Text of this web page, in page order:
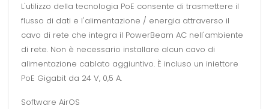
L'utilizzo della tecnologia PoE consente di trasmettere il
flusso di dati e l'alimentazione / energia attraverso il
cavo di rete che integra il PowerBeam AC nell'ambiente
di rete. Non è necessario installare alcun cavo di
alimentazione cablato aggiuntivo. È incluso un iniettore
PoE Gigabit da 24 V, 0,5 A.
Software AirOS